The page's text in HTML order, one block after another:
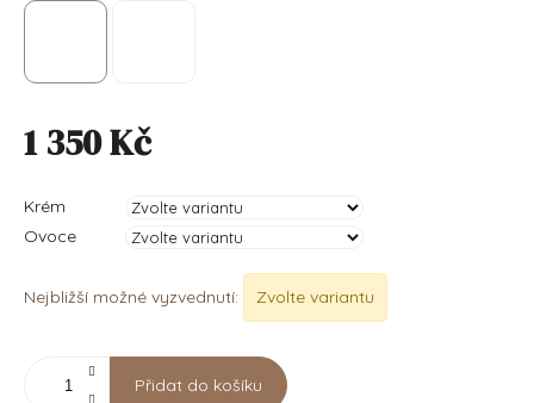
1 350 Kč
Krém
Ovoce
Nejbližší možné vyzvednutí: Zvolte variantu
Přidat do košíku